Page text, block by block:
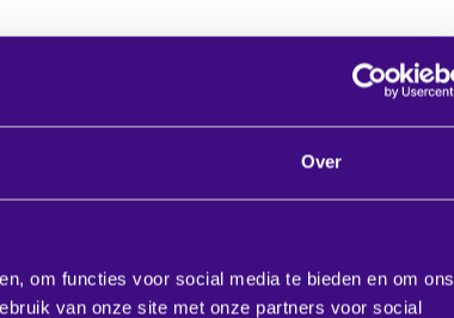
Over
om functies voor social media te bieden en om ons
van onze site met onze partners voor social
generatie
geavanceerde
collaboration
ze uitgebreide
mogelijkheid